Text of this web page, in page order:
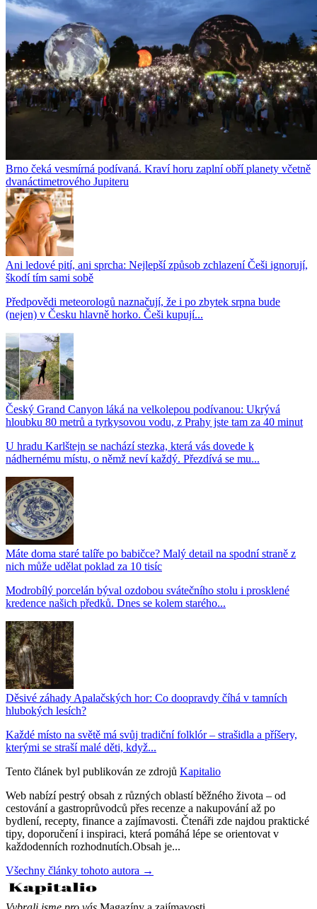
Brno čeká vesmírná podívaná. Kraví horu zaplní obří planety včetně
dvanáctimetrového Jupiteru
Ani ledové pití, ani sprcha: Nejlepší způsob zchlazení Češi ignorují,
škodí tím sami sobě
Předpovědi meteorologů naznačují, že i po zbytek srpna bude
(nejen) v Česku hlavně horko. Češi kupují...
Český Grand Canyon láká na velkolepou podívanou: Ukrývá
hloubku 80 metrů a tyrkysovou vodu, z Prahy jste tam za 40 minut
U hradu Karlštejn se nachází stezka, která vás dovede k
nádhernému místu, o němž neví každý. Přezdívá se mu...
Máte doma staré talíře po babičce? Malý detail na spodní straně z
nich může udělat poklad za 10 tisíc
Modrobílý porcelán býval ozdobou svátečního stolu i prosklené
kredence našich předků. Dnes se kolem starého...
Děsivé záhady Apalačských hor: Co doopravdy číhá v tamních
hlubokých lesích?
Každé místo na světě má svůj tradiční folklór – strašidla a příšery,
kterými se straší malé děti, když...
Tento článek byl publikován ze zdrojů Kapitalio
Web nabízí pestrý obsah z různých oblastí běžného života – od
cestování a gastroprůvodců přes recenze a nakupování až po
bydlení, recepty, finance a zajímavosti. Čtenáři zde najdou praktické
tipy, doporučení i inspiraci, která pomáhá lépe se orientovat v
každodenních rozhodnutích.Obsah je...
Všechny články tohoto autora →